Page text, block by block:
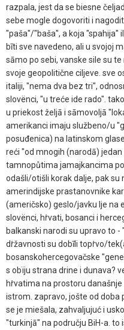
razpala, jest da se biesne
sebe mogle dogovoriti i
"paša"/"baša", a koja "spahija"
bīti sve navedeno, ali u svojoj
sāmo po sebi, vanske sile su
svoje geopolitične ciljeve. sve
italiji, "nema dva bez tri",
slovënci, "u treće ide rado".
u priekost željā i sāmovoljā
amerikanci imaju službeno/u
posuđenica) na latinskom
reći "od mnogih (narodā)
tamnopůtima jamajkancima
odašli/otišli korak dalje, pak su
amerindijske prastanovnike
(američsko) geslo/javku lje na
slovënci, hṙvati, bosanci i
balkanski narodi su upravo to
dṙžavnosti su dobīli topṙvo/
bosanskohercegovačske
s obïju strana drine i dunava?
hṙvatima na prostoru
istrom. zapravo, jošte od doba
se je miešala, zahvaljujuć i
"turkinjā" na području BiH-a. to